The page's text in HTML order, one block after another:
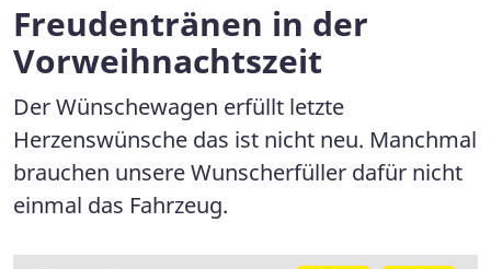
Freudentränen in der
Vorweihnachtszeit
Der Wünschewagen erfüllt letzte
Herzenswünsche das ist nicht neu. Manchmal
brauchen unsere Wunscherfüller dafür nicht
einmal das Fahrzeug.